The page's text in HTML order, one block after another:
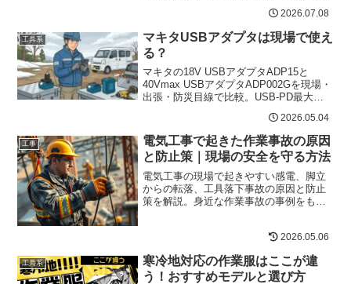
2026.07.08
工具系
マキタUSBアダプタは現場で使え
る？
マキタの18V USBアダプタADP15と
40Vmax USBアダプタADP002Gを現場・
出張・防災目線で比較。USB-PD最大
2026.05.04
工事
電気工事で起きた作業事故の原因
と防止策｜現場の安全を守る方法
電気工事の現場で起きやすい感電、脚立
からの転落、工具落下事故の原因と防止
策を解説。身近な作業事故の事例をもと
2026.05.06
工具系
寒冷地対応の作業服はここが違
う！おすすめモデルと選び方